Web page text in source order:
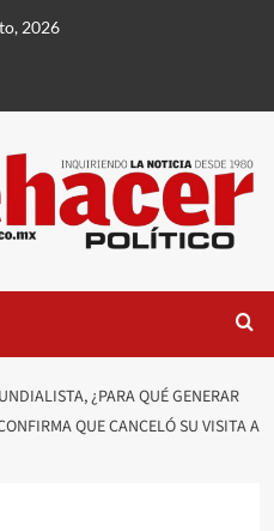
2026
¿PARA QUÉ GENERAR
QUE CANCELÓ SU VISITA A